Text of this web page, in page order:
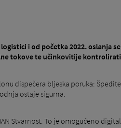
i od početka 2022. oslanja
tokove te učinkovitije
dispečera bljeska poruka:
ostaje sigurna.
Stvarnost. To je omogućeno